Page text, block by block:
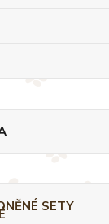
SETY